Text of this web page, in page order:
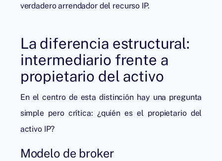
verdadero arrendador del recurso IP.
La diferencia estructural:
intermediario frente a
propietario del activo
En el centro de esta distinción hay una pregunta
simple pero crítica: ¿quién es el propietario del
activo IP?
Modelo de broker